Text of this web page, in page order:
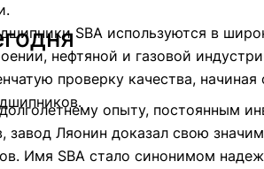
SBA используются в
нефтяной и газовой
проверку качества,
опыту, постоянным
завод Ляонин доказал свою
Имя SBA стало синонимом